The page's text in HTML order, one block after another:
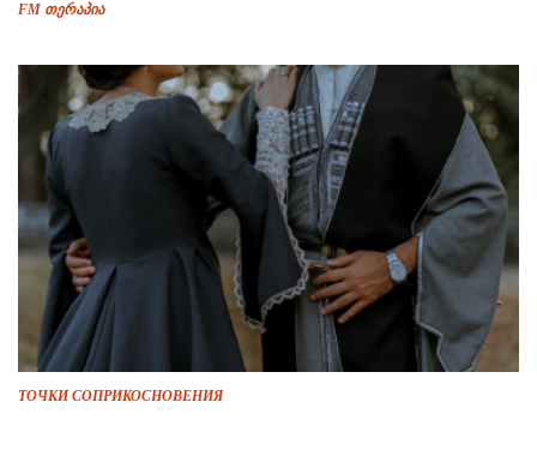
FM თერაპია
ТОЧКИ СОПРИКОСНОВЕНИЯ